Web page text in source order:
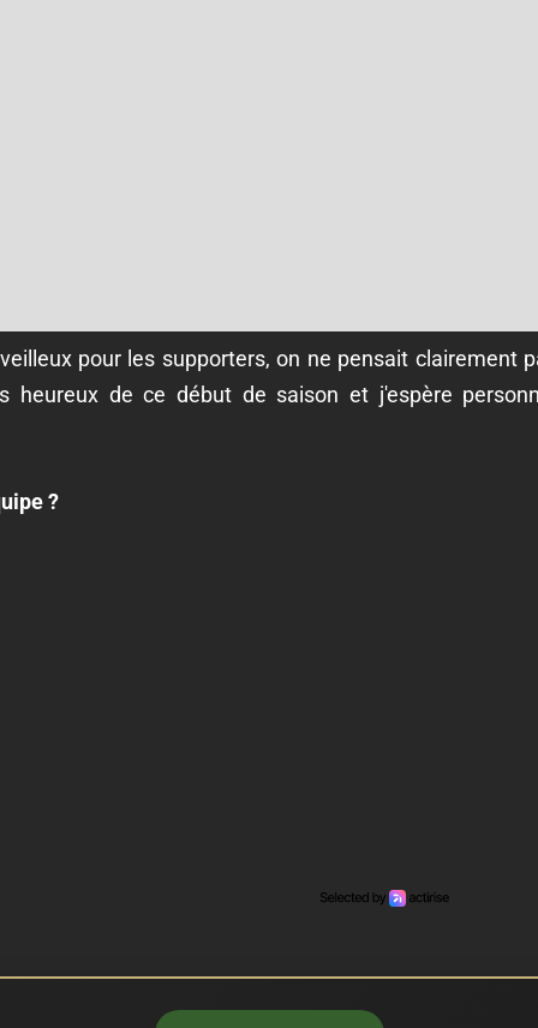
pour les supporters, on ne pensait clairement
heureux de ce début de saison et j'espère
?